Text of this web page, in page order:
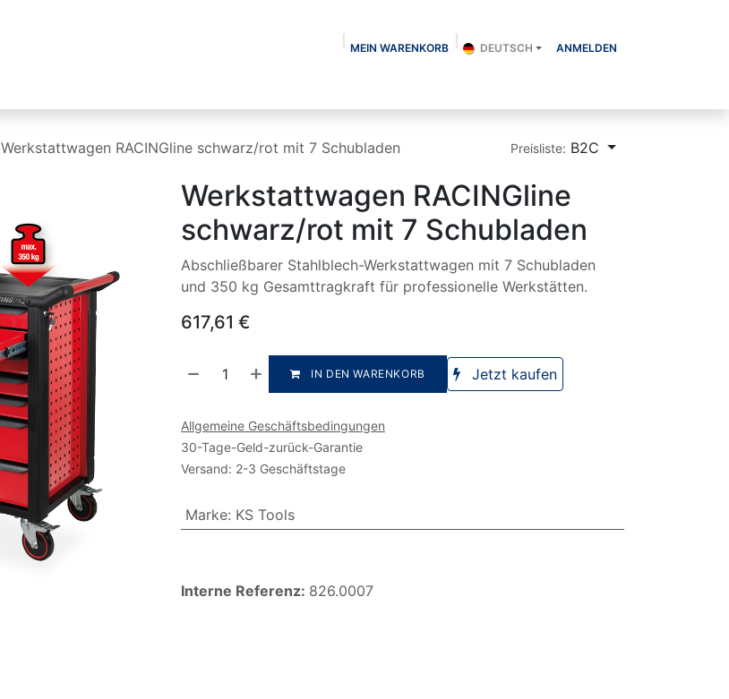
MEIN WARENKORB DEUTSCH ANMELDEN
Werkstattwagen RACINGline schwarz/rot mit 7 Schubladen Preisliste: B2C
Werkstattwagen RACINGline
schwarz/rot mit 7 Schubladen
Abschließbarer Stahlblech-Werkstattwagen mit 7 Schubladen
und 350 kg Gesamttragkraft für professionelle Werkstätten.
617,61 €
IN DEN WARENKORB Jetzt kaufen
Allgemeine Geschäftsbedingungen
30-Tage-Geld-zurück-Garantie
Versand: 2-3 Geschäftstage
Marke: KS Tools
Interne Referenz: 826.0007